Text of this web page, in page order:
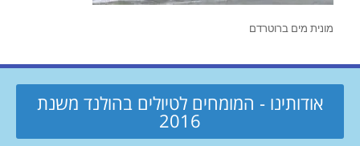
מונית מים ברוטרדם
אודותינו - המומחים לטיולים בהולנד משנת
2016